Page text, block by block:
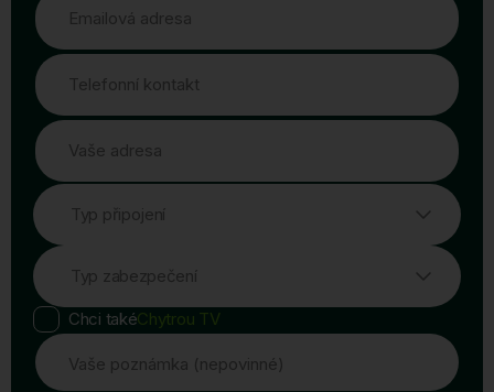
Emailová adresa
Telefonní kontakt
Vaše adresa
Typ připojení
Typ zabezpečení
Chci takéChytrou TV
Vaše poznámka (nepovinné)